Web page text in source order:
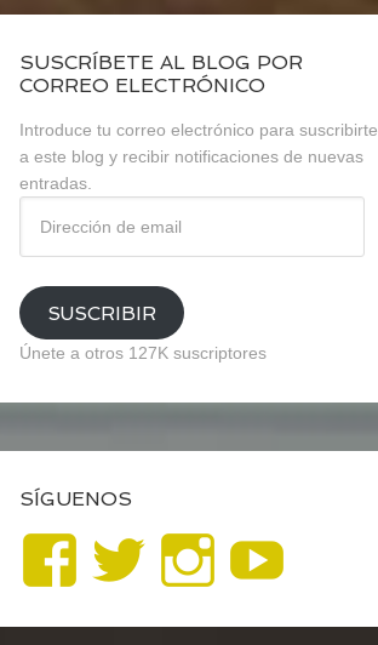
SUSCRÍBETE AL BLOG POR
CORREO ELECTRÓNICO
Introduce tu correo electrónico para suscribirte
a este blog y recibir notificaciones de nuevas
entradas.
email
SUSCRIBIR
Únete a otros 127K suscriptores
SÍGUENOS
Ver
perfil
Ver
perfil
Ver
perfil